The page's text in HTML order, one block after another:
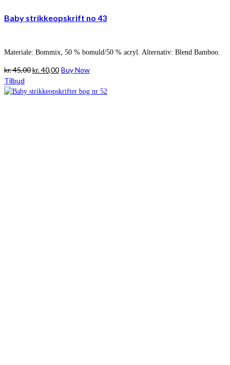
Baby strikkeopskrift no 43
Materiale: Bommix, 50 % bomuld/50 % acryl. Alternativ: Blend Bamboo.
kr.45,00Den
pris
kr.40,00Den
pris
Buy Now
Tilbud